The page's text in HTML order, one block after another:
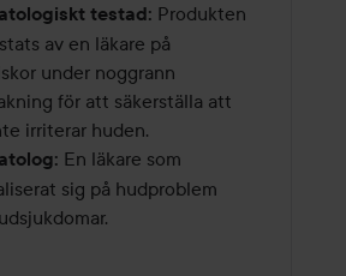
testad: Produkten
av en läkare på
under noggrann
för att säkerställa att
irriterar huden.
En läkare som
sig på hudproblem